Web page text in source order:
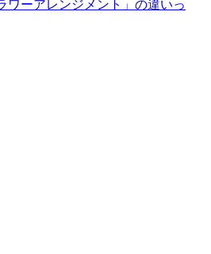
ワーアレンジメント」の違いっ